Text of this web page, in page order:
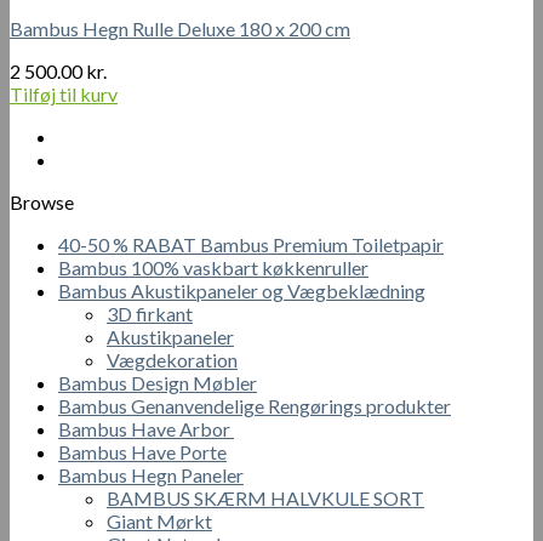
Bambus Hegn Rulle Deluxe 180 x 200 cm
2 500.00kr.
Tilføj til kurv
Browse
40-50 % RABAT Bambus Premium Toiletpapir
Bambus 100% vaskbart køkkenruller
Bambus Akustikpaneler og Vægbeklædning
3D firkant
Akustikpaneler
Vægdekoration
Bambus Design Møbler
Bambus Genanvendelige Rengørings produkter
Bambus Have Arbor
Bambus Have Porte
Bambus Hegn Paneler
BAMBUS SKÆRM HALVKULE SORT
Giant Mørkt